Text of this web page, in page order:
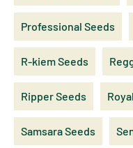
Professional Seeds
R-kiem Seeds
Ripper Seeds
Samsara Seeds